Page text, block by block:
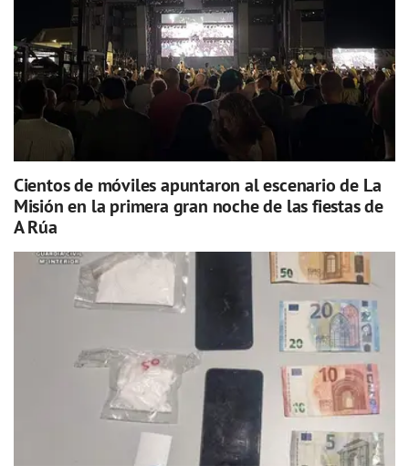
Cientos de móviles apuntaron al escenario de La
Misión en la primera gran noche de las fiestas de
A Rúa